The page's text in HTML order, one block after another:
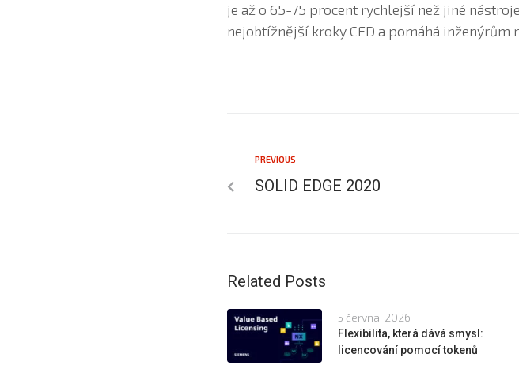
je až o 65-75 procent rychlejší než jiné
nejobtížnější kroky CFD a pomáhá
PREVIOUS
SOLID EDGE 2020
Related Posts
5 června, 2026
Flexibilita, která dává smysl:
licencování pomocí tokenů